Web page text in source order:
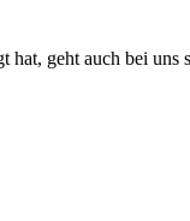
geht auch bei uns